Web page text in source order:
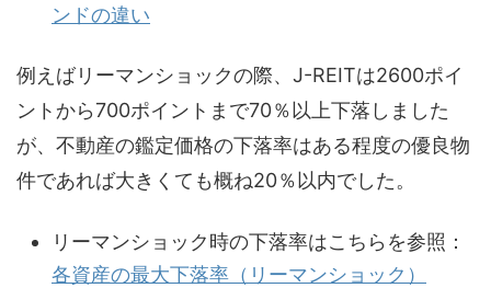
ンドの違い
例えばリーマンショックの際、J-REITは2600ポイ
ントから700ポイントまで70％以上下落しました
が、不動産の鑑定価格の下落率はある程度の優良物
件であれば大きくても概ね20％以内でした。
リーマンショック時の下落率はこちらを参照：
各資産の最大下落率（リーマンショック）